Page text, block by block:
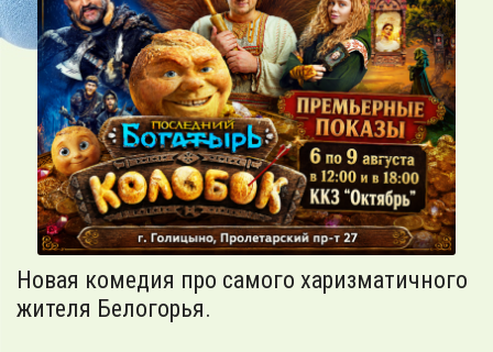
Новая комедия про самого харизматичного
жителя Белогорья.